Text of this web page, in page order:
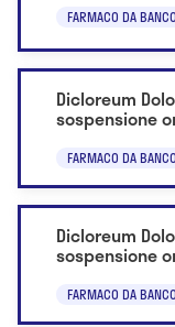
FARMACO DA BANCO
Dicloreum
sospensione
FARMACO DA BANCO
Dicloreum
sospensione
FARMACO DA BANCO